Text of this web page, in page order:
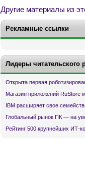
Другие материалы из
Рекламные ссылки
Лидеры читательского
Открыта первая
Магазин приложений RuStore
IBM расширяет свое
Глобальный рынок ПК — на
Рейтинг 500 крупнейших ИТ-